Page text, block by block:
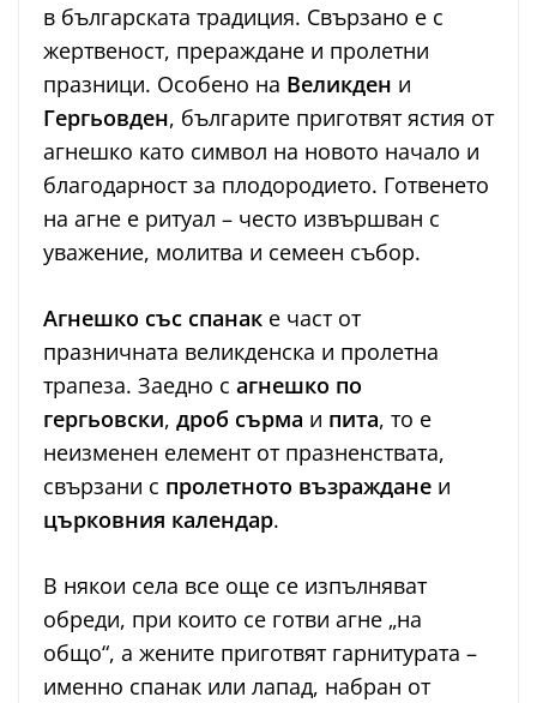
в българската традиция. Свързано е с
жертвеност, прераждане и пролетни
празници. Особено на Великден и
Гергьовден, българите приготвят ястия от
агнешко като символ на новото начало и
благодарност за плодородието. Готвенето
на агне е ритуал – често извършван с
уважение, молитва и семеен събор.
Агнешко със спанак е част от
празничната великденска и пролетна
трапеза. Заедно с агнешко по
гергьовски, дроб сърма и пита, то е
неизменен елемент от празненствата,
свързани с пролетното възраждане и
църковния календар.
В някои села все още се изпълняват
обреди, при които се готви агне „на
общо“, а жените приготвят гарнитурата –
именно спанак или лапад, набран от